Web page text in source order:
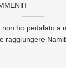
ho pedalato a
raggiungere